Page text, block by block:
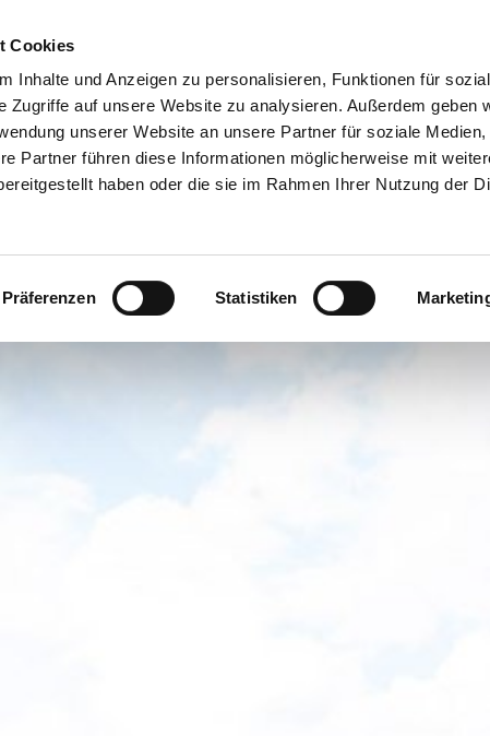
Cookies
Inhalte und Anzeigen zu personalisieren, Funktionen für
Zugriffe auf unsere Website zu analysieren. Außerdem geben
unserer Website an unsere Partner für soziale Medien,
Partner führen diese Informationen möglicherweise mit
haben oder die sie im Rahmen Ihrer Nutzung der
Präferenzen Statistiken